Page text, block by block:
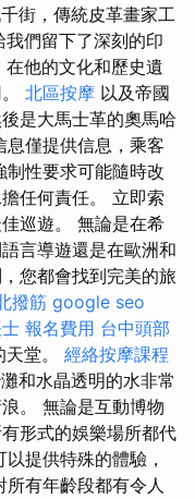
街，傳統皮革畫家工
我們留下了深刻的印
在他的文化和歷史遺
北區按摩 以及帝國
是大馬士革的奧馬哈
僅提供信息，乘客
性要求可能隨時改
任何責任。 立即索
巡遊。 無論是在希
言導遊還是在歐洲和
您都會找到完美的旅
撥筋 google seo
報名費用 台中頭部
堂。 經絡按摩課程
和水晶透明的水非常
。 無論是互動博物
形式的娛樂場所都代
提供特殊的體驗，
有年齡段都有令人